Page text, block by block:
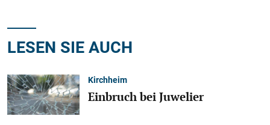
LESEN SIE AUCH
Kirchheim
Einbruch bei Juwelier